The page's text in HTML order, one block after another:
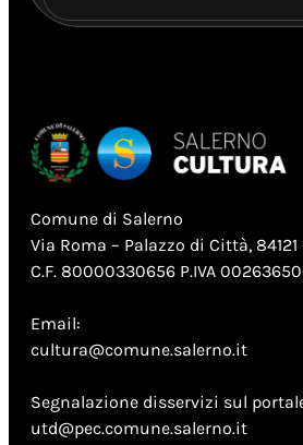
Comune di Salerno
Via Roma – Palazzo di Città,
C.F. 80000330656 P.IVA
Email:
cultura@comune.salerno.it
Segnalazione disservizi sul
utd@pec.comune.salerno.it